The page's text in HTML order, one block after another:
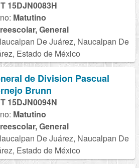
15DJN0083H
Matutino
General
De Juárez, Naucalpan De
Estado de México
de Division Pascual
Brunn
15DJN0094N
Matutino
General
De Juárez, Naucalpan De
Estado de México